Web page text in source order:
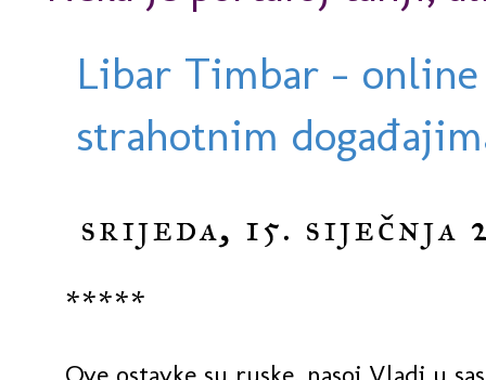
Libar Timbar -
strahotnim
srijeda, 15. siječnja
*****